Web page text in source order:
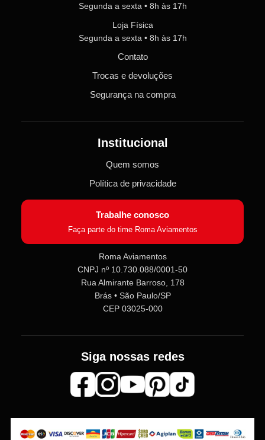
Roma Aviamentos
Online agora
Fale com a gente pelo SAC para tirar
ou entre no nosso Grupo VIP
receba em primeira mão
Segunda a sexta • 8h às 17h
Loja Física
Segunda a sexta • 8h às 17h
Contato
Trocas e devoluções
Segurança na compra
Institucional
Quem somos
Política de privacidade
Trabalhe conosco
Faça parte do time Roma Aviamentos
Roma Aviamentos
CNPJ nº 10.730.088/0001-50
Rua Almirante Barroso, 178
Brás • São Paulo/SP
CEP 03025-000
Siga nossas redes